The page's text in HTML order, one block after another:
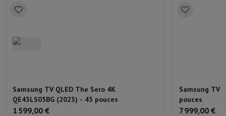
Samsung TV QLED The Sero 4K
QE43LS05BG (2023) - 43 pouces
1 599,00 €
Samsung TV
pouces
7 999,00 €